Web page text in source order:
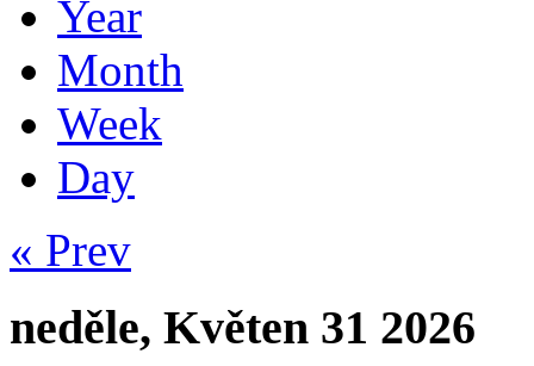
Year
Month
Week
Day
« Prev
neděle, Květen 31 2026